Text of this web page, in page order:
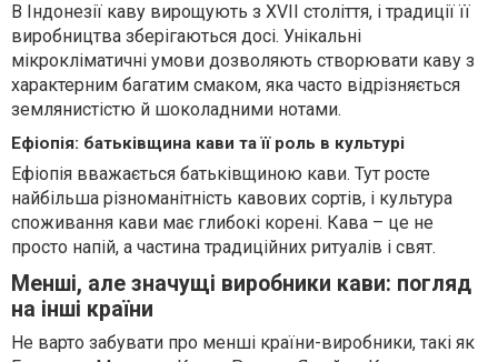
В Індонезії каву вирощують з XVII століття, і традиції її
виробництва зберігаються досі. Унікальні
мікрокліматичні умови дозволяють створювати каву з
характерним багатим смаком, яка часто відрізняється
землянистістю й шоколадними нотами.
Ефіопія: батьківщина кави та її роль в культурі
Ефіопія вважається батьківщиною кави. Тут росте
найбільша різноманітність кавових сортів, і культура
споживання кави має глибокі корені. Кава – це не
просто напій, а частина традиційних ритуалів і свят.
Менші, але значущі виробники кави: погляд
на інші країни
Не варто забувати про менші країни-виробники, такі як